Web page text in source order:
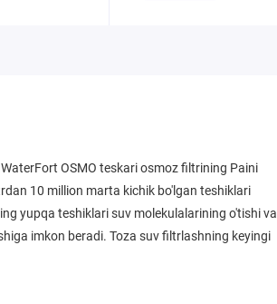
OSMO teskari osmoz filtrining Paini
10 million marta kichik bo'lgan teshiklari
yupqa teshiklari suv molekulalarining o'tishi va
imkon beradi. Toza suv filtrlashning keyingi